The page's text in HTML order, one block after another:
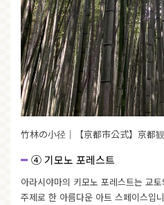
竹林の小径｜【京都市公式】京都
④ 기모노 포레스트
아라시야마의 키모노 포레스트는 교
주제로 한 아름다운 아트 스페이스입